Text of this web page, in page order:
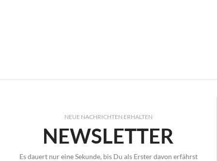
NEUE NACHRICHTEN ERHALTEN
NEWSLETTER
Es dauert nur eine Sekunde, bis Du als Erster davon erfährst